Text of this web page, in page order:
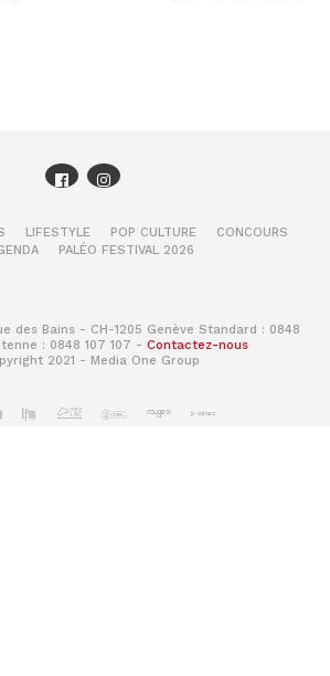
LIFESTYLE POP CULTURE
CONCOURS
PALÉO FESTIVAL 2026
des Bains - CH-1205 Genève Standard : 0848
: 0848 107 107 - Contactez-nous
2021 - Media One Group